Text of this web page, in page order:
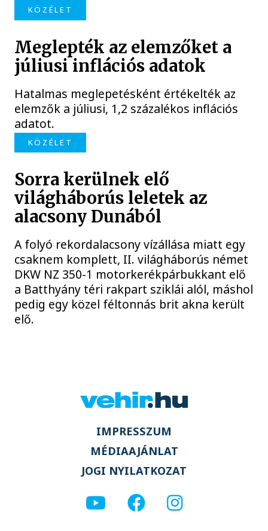
KÖZÉLET
Meglepték az elemzőket a
júliusi inflációs adatok
Hatalmas meglepetésként értékelték az
elemzők a júliusi, 1,2 százalékos inflációs
adatot.
KÖZÉLET
Sorra kerülnek elő
világháborús leletek az
alacsony Dunából
A folyó rekordalacsony vízállása miatt egy
csaknem komplett, II. világháborús német
DKW NZ 350-1 motorkerékpárbukkant elő
a Batthyány téri rakpart sziklái alól, máshol
pedig egy közel féltonnás brit akna került
elő.
IMPRESSZUM
MÉDIAAJÁNLAT
JOGI NYILATKOZAT